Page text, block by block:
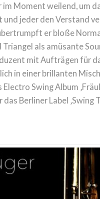
Moment weilend, um
und jeder den Verstand
er bloße
als amüsante
mit Aufträgen für
in einer brillanten
Swing Album
das Berliner Label ‚Swing